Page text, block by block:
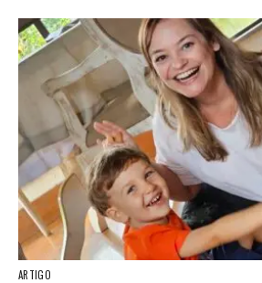
ARTIGO